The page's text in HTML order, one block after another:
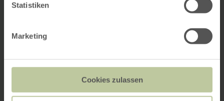
Statistiken
Marketing
Cookies zulassen